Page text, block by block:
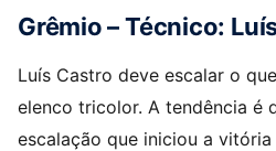
Grêmio – Técnico:
Luís Castro deve escalar o
elenco tricolor. A tendência é
escalação que iniciou a